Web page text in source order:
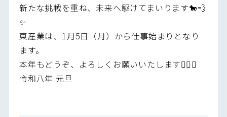
新たな挑戦を重ね、未来へ駆けてまいります🐎💨
✨
東産業は、1月5日（月）から仕事始まりとなり
ます。
本年もどうぞ、よろしくお願いいたします🙇‍♂️✨
令和八年 元旦